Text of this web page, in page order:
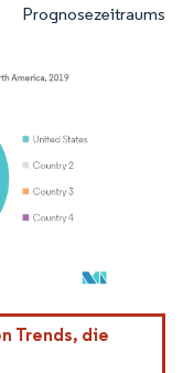
Namensnennung gemäß
Trends, die